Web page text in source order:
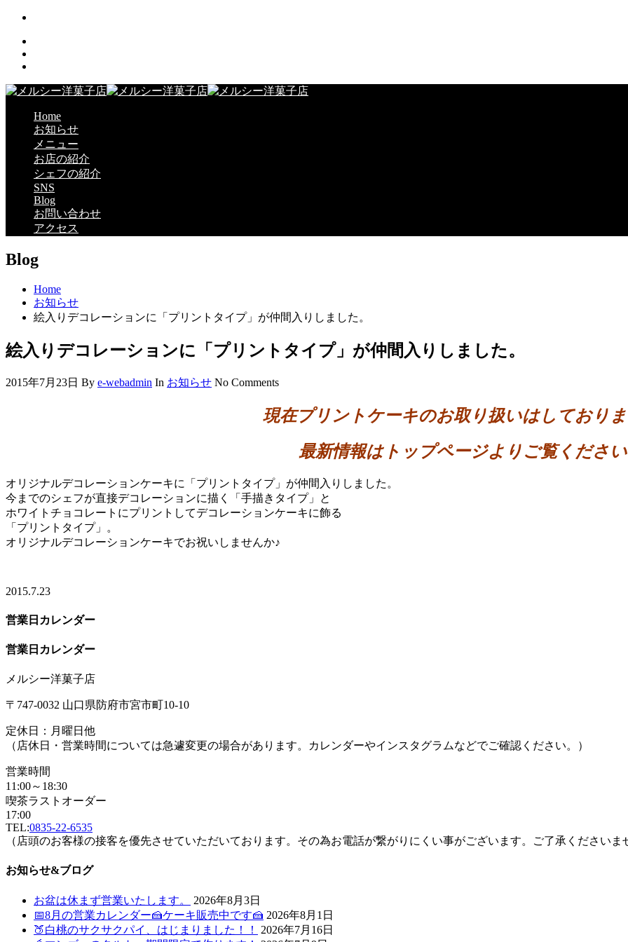
Home
お知らせ
メニュー
お店の紹介
シェフの紹介
SNS
Blog
お問い合わせ
アクセス
Blog
Home
お知らせ
絵入りデコレーションに「プリントタイプ」が仲間入りしました。
絵入りデコレーションに「プリントタイプ」が仲間入りしました。
2015年7月23日 By e-webadmin In お知らせ No Comments
現在プリントケーキのお取り扱いはしており
最新情報はトップページよりご覧くださ
オリジナルデコレーションケーキに「プリントタイプ」が仲間入りしました。
今までのシェフが直接デコレーションに描く「手描きタイプ」と
ホワイトチョコレートにプリントしてデコレーションケーキに飾る
「プリントタイプ」。
オリジナルデコレーションケーキでお祝いしませんか♪
2015.7.23
営業日カレンダー
営業日カレンダー
メルシー洋菓子店
〒747-0032 山口県防府市宮市町10-10
定休日：月曜日他
（店休日・営業時間については急遽変更の場合があります。カレンダーやインスタグラムなどでご確認ください。）
営業時間
11:00～18:30
喫茶ラストオーダー
17:00
TEL:0835-22-6535
（店頭のお客様の接客を優先させていただいております。その為お電話が繋がりにくい事がございます。ご了承くださいま
お知らせ&ブログ
お盆は休まず営業いたします。
2026年8月3日
📅8月の営業カレンダー🍰ケーキ販売中です🍰 2026年8月1日
🍑白桃のサクサクパイ、はじまりました！！
2026年7月16日